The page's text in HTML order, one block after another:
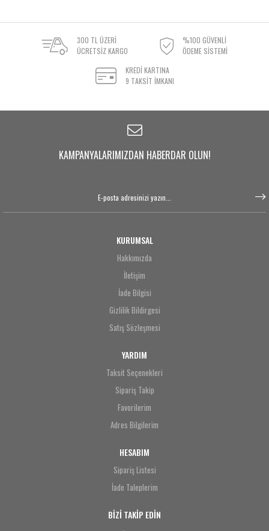
300 TL ÜZERİ
ÜCRETSİZ KARGO
%100 GÜVENLİ
ÖDEME SİSTEMİ
KREDİ KARTINA
9 TAKSİT İMKANI
KAMPANYALARIMIZDAN HABERDAR OLUN!
KURUMSAL
Hakkımızda
İletişim
İade Bilgisi
Gizlilik Bildirgesi
Satış Sözleşmesi
YARDIM
Taksit Seçenekleri
Sipariş Takip
Favorilerim
Adres Bilgilerim
HESABIM
Sipariş Listesi
İade Taleplerim
BİZİ TAKİP EDİN